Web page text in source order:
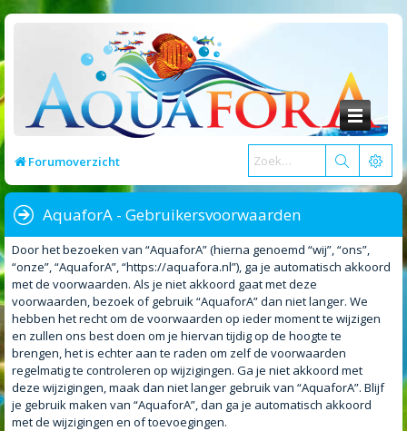
Forumoverzicht
AquaforA - Gebruikersvoorwaarden
Door het bezoeken van “AquaforA” (hierna genoemd “wij”, “ons”,
“onze”, “AquaforA”, “https://aquafora.nl”), ga je automatisch akkoord
met de voorwaarden. Als je niet akkoord gaat met deze
voorwaarden, bezoek of gebruik “AquaforA” dan niet langer. We
hebben het recht om de voorwaarden op ieder moment te wijzigen
en zullen ons best doen om je hiervan tijdig op de hoogte te
brengen, het is echter aan te raden om zelf de voorwaarden
regelmatig te controleren op wijzigingen. Ga je niet akkoord met
deze wijzigingen, maak dan niet langer gebruik van “AquaforA”. Blijf
je gebruik maken van “AquaforA”, dan ga je automatisch akkoord
met de wijzigingen en of toevoegingen.